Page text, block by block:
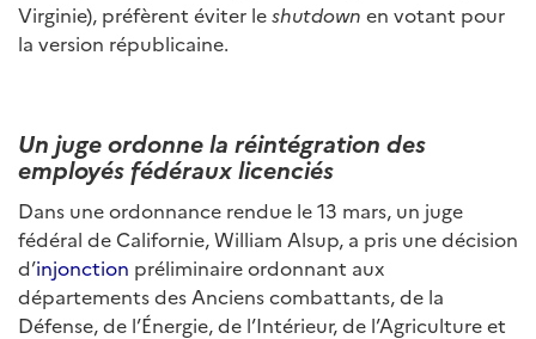
Virginie), préfèrent éviter leshutdown en votant pour
la version républicaine.
Un juge ordonne la réintégration des
employés fédéraux licenciés
Dans une ordonnance rendue le 13 mars, un juge
fédéral de Californie, William Alsup, a pris une décision
d’injonction préliminaire ordonnant aux
départements des Anciens combattants, de la
Défense, de l’Énergie, de l’Intérieur, de l’Agriculture et